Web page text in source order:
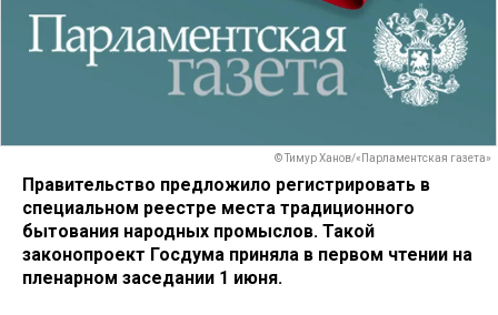
© Тимур Ханов/«Парламентская газета»
Правительство предложило регистрировать в
специальном реестре места традиционного
бытования народных промыслов. Такой
законопроект Госдума приняла в первом чтении на
пленарном заседании 1 июня.